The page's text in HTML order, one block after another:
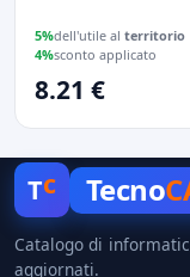
5%dell'utile al territorio
4%sconto applicato
8.21 €
Tc Tecno
Catalogo di
aggiornati.